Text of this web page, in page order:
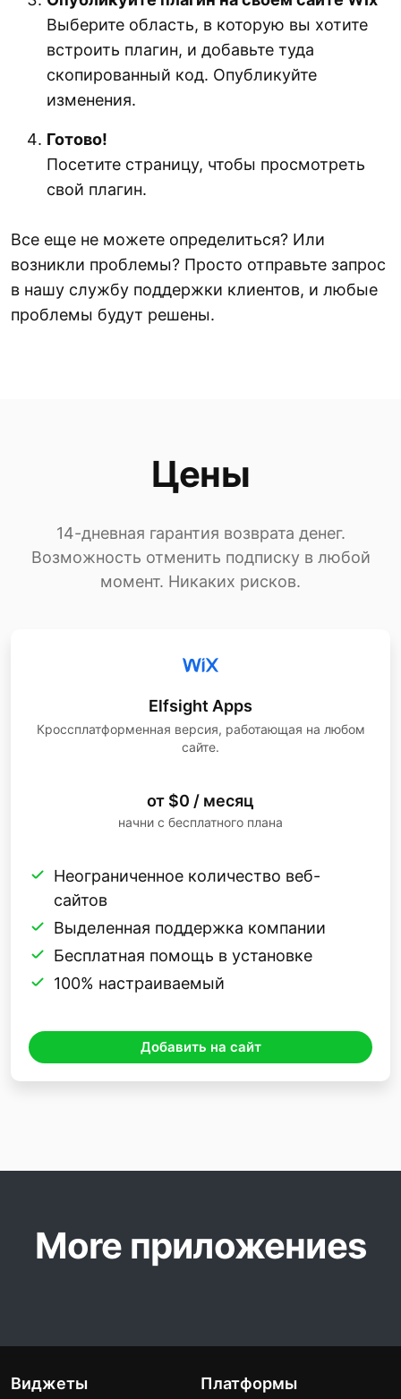
Выберите область, в которую вы хотите
встроить плагин, и добавьте туда
скопированный код. Опубликуйте
изменения.
Готово!
Посетите страницу, чтобы просмотреть
свой плагин.
Все еще не можете определиться? Или
возникли проблемы? Просто отправьте запрос
в нашу службу поддержки клиентов, и любые
проблемы будут решены.
Цены
14-дневная гарантия возврата денег.
Возможность отменить подписку в любой
момент. Никаких рисков.
Elfsight Apps
Кроссплатформенная версия, работающая на любом
сайте.
от $0 / месяц
начни с бесплатного плана
Неограниченное количество веб-
сайтов
Выделенная поддержка компании
Бесплатная помощь в установке
100% настраиваемый
Добавить на сайт
More приложениеs
Виджеты Платформы